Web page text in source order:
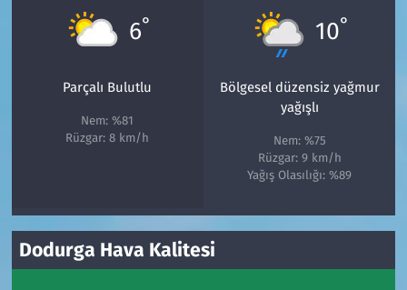
6°
Parçalı Bulutlu
Nem: %81
Rüzgar: 8 km/h
10°
Bölgesel düzensiz yağmur
yağışlı
Nem: %75
Rüzgar: 9 km/h
Yağış Olasılığı: %89
Dodurga Hava Kalitesi